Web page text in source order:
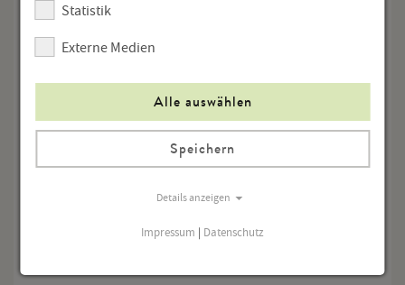
diese Schluchten …“. (249)
Unter weiteren Kämpfen zog die russische Armee
über die Division Mortier bei Dürnstein und Loiben
darf Fürst Andrej Bolkonskij dem österreichischen
Kriegsminister Meldung machen.
Statistik
Externe Medien
Alle auswählen
Speichern
Details anzeigen
Impressum | Datenschutz